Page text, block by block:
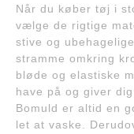
Når du køber tøj i
vælge de rigtige
stive og
stramme omkring
bløde og elastiske
have på og giver
Bomuld er altid en
let at vaske.